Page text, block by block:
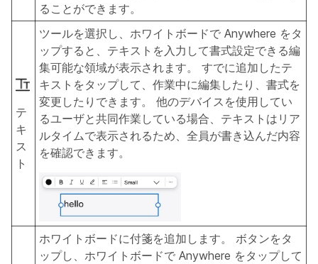
ることができます。
テ
キ
ス
ト
ツールを選択し、ホワイトボードで Anywhere をタ
ップすると、テキストを入力して書式設定できる編
集可能な領域が表示されます。 すでに追加したテ
キストをタップして、作業中に編集したり、書式を
変更したりできます。 他のデバイスを使用してい
るユーザと共同作業している場合、テキストはリア
ルタイムで表示されるため、全員が書き込んだ内容
を確認できます。
ホワイトボードに付箋を追加します。 ボタンをタ
ップし、ホワイトボードで Anywhere をタップして